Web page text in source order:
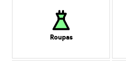
Roupas